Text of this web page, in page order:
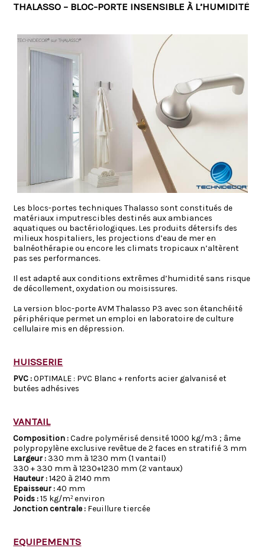
THALASSO – BLOC-PORTE INSENSIBLE À L’HUMIDITÉ
Les blocs-portes techniques Thalasso sont constitués de
matériaux imputrescibles destinés aux ambiances
aquatiques ou bactériologiques. Les produits détersifs des
milieux hospitaliers, les projections d’eau de mer en
balnéothérapie ou encore les climats tropicaux n’altèrent
pas ses performances.
Il est adapté aux conditions extrêmes d’humidité sans risque
de décollement, oxydation ou moisissures.
La version bloc-porte AVM Thalasso P3 avec son étanchéité
périphérique permet un emploi en laboratoire de culture
cellulaire mis en dépression.
HUISSERIE
PVC :OPTIMALE : PVC Blanc + renforts acier galvanisé et
butées adhésives
VANTAIL
Composition :Cadre polymérisé densité 1000 kg/m3 ; âme
polypropylène exclusive revêtue de 2 faces en stratifié 3 mm
Largeur : 330 mm à 1230 mm (1 vantail)
330 + 330 mm à 1230+1230 mm (2 vantaux)
Hauteur :1420 à 2140 mm
Epaisseur :40 mm
Poids :15 kg/m² environ
Jonction centrale : Feuillure tiercée
EQUIPEMENTS